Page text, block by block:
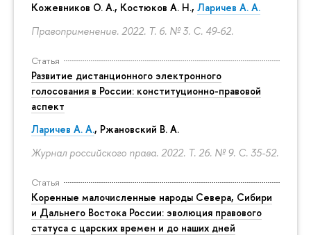
Кожевников О. А., Костюков А. Н., Ларичев А. А.
Правоприменение. 2022. Т. 6. № 3. С. 49-62.
Статья
Развитие дистанционного электронного
голосования в России: конституционно-правовой
аспект
Ларичев А. А., Ржановский В. А.
Журнал российского права. 2022. Т. 26. № 9. С. 35-52.
Статья
Коренные малочисленные народы Севера, Сибири
и Дальнего Востока России: эволюция правового
статуса с царских времен и до наших дней